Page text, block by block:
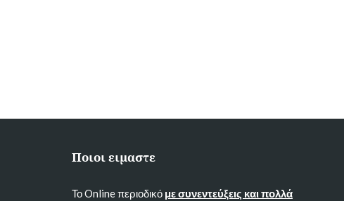
Ποιοι ειμαστε
Το Online περιοδικό με συνεντεύξεις και πολλά